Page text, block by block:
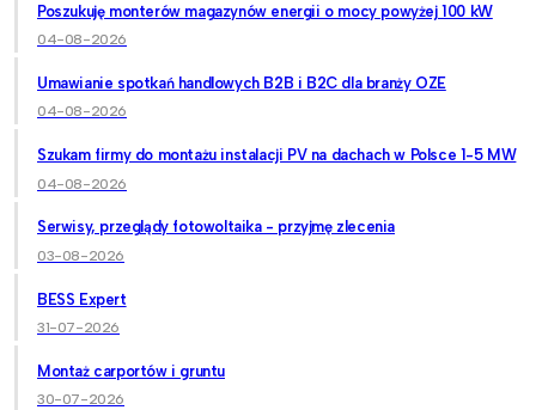
Poszukuję monterów magazynów energii o mocy powyżej 100 kW
04-08-2026
Umawianie spotkań handlowych B2B i B2C dla branży OZE
04-08-2026
Szukam firmy do montażu instalacji PV na dachach w Polsce 1-5 MW
04-08-2026
Serwisy, przeglądy fotowoltaika - przyjmę zlecenia
03-08-2026
BESS Expert
31-07-2026
Montaż carportów i gruntu
30-07-2026